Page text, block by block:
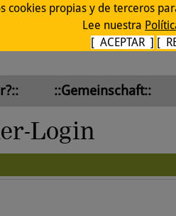
cookies propias y de terceros
Lee nuestra
[ ACEPTAR ] [
::Gemeinschaft::
Login